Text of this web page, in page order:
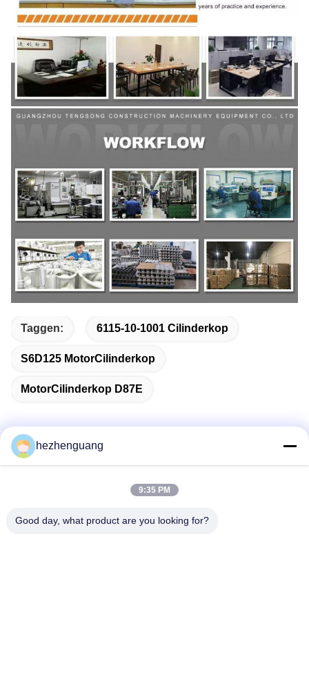
Taggen: 6115-10-1001 Cilinderkop
S6D125 MotorCilinderkop
MotorCilinderkop D87E
Adres: De Markt van Yingfengmachines, Nr 1192,
hezhenguang
9:35 PM
Good day, what product are you looking for?